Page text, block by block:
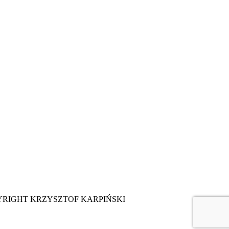
KRZYSZTOF KARPIŃSKI